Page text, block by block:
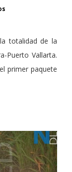
totalidad de la
Puerto Vallarta.
primer paquete